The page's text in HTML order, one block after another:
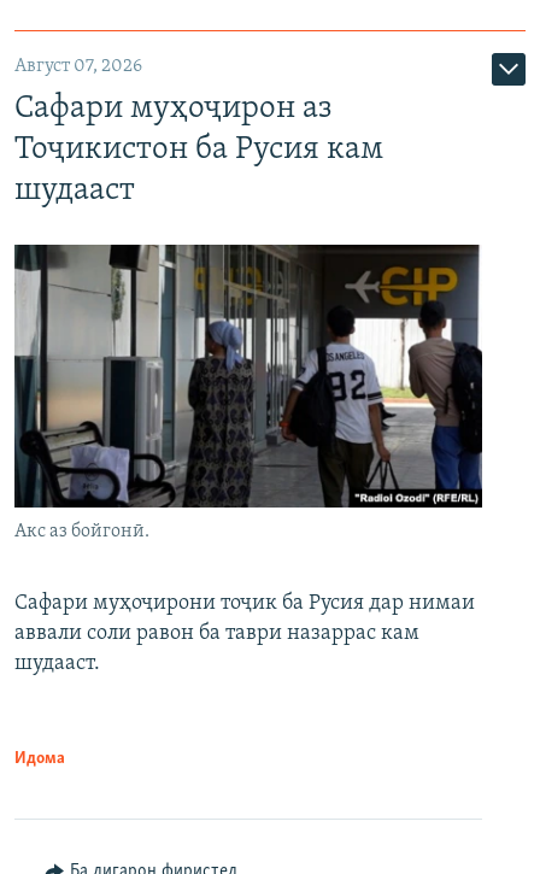
Август 07, 2026
Сафари муҳоҷирон аз
Тоҷикистон ба Русия кам
шудааст
Акс аз бойгонӣ.
Сафари муҳоҷирони тоҷик ба Русия дар нимаи
аввали соли равон ба таври назаррас кам
шудааст.
Идома